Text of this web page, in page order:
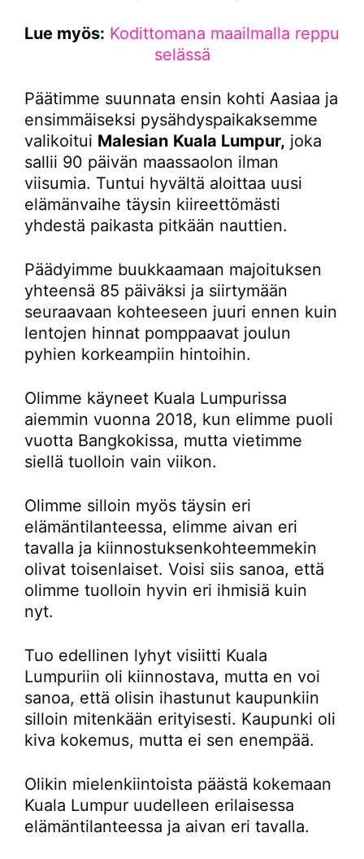
Lue myös: Kodittomana maailmalla reppu
selässä
Päätimme suunnata ensin kohti Aasiaa ja
ensimmäiseksi pysähdyspaikaksemme
valikoitui Malesian Kuala Lumpur, joka
sallii 90 päivän maassaolon ilman
viisumia. Tuntui hyvältä aloittaa uusi
elämänvaihe täysin kiireettömästi
yhdestä paikasta pitkään nauttien.
Päädyimme buukkaamaan majoituksen
yhteensä 85 päiväksi ja siirtymään
seuraavaan kohteeseen juuri ennen kuin
lentojen hinnat pomppaavat joulun
pyhien korkeampiin hintoihin.
Olimme käyneet Kuala Lumpurissa
aiemmin vuonna 2018, kun elimme puoli
vuotta Bangkokissa, mutta vietimme
siellä tuolloin vain viikon.
Olimme silloin myös täysin eri
elämäntilanteessa, elimme aivan eri
tavalla ja kiinnostuksenkohteemmekin
olivat toisenlaiset. Voisi siis sanoa, että
olimme tuolloin hyvin eri ihmisiä kuin
nyt.
Tuo edellinen lyhyt visiitti Kuala
Lumpuriin oli kiinnostava, mutta en voi
sanoa, että olisin ihastunut kaupunkiin
silloin mitenkään erityisesti. Kaupunki oli
kiva kokemus, mutta ei sen enempää.
Olikin mielenkiintoista päästä kokemaan
Kuala Lumpur uudelleen erilaisessa
elämäntilanteessa ja aivan eri tavalla.